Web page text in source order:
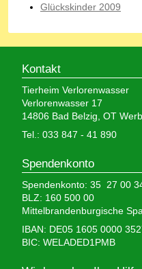
Glückskinder 2009
Kontakt
Tierheim Verlorenwasser
Verlorenwasser 17
14806 Bad Belzig, OT
Tel.: 033 847 - 41 890
Spendenkonto
Spendenkonto: 35 27 00
BLZ: 160 500 00
Mittelbrandenburgische
IBAN: DE05 1605 0000
BIC: WELADED1PMB